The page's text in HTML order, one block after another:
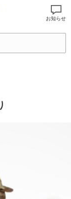
お知らせ